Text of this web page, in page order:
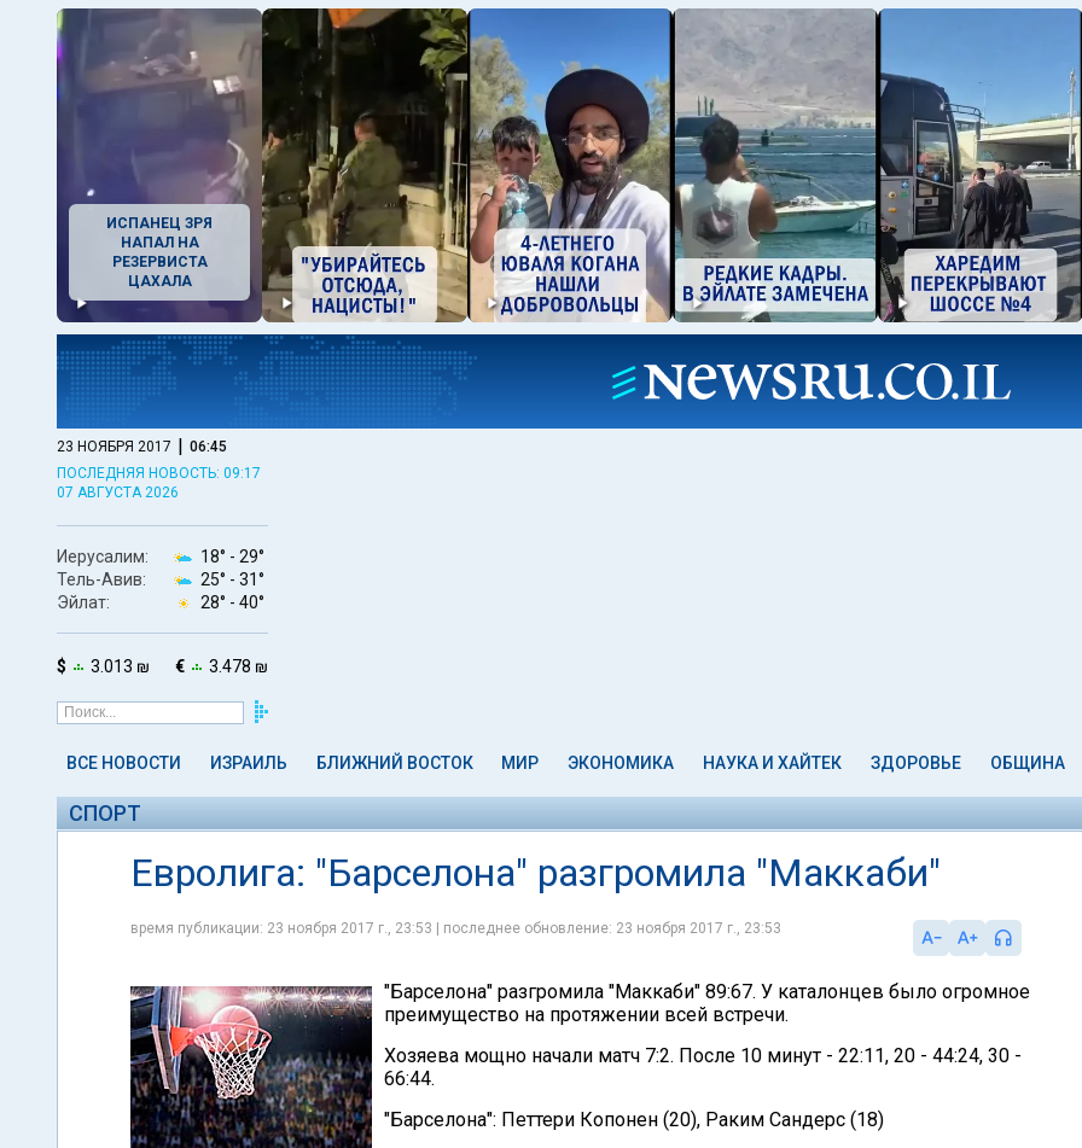
ИСПАНЕЦ ЗРЯ
НАПАЛ НА
РЕЗЕРВИСТА
ЦАХАЛА
23 НОЯБРЯ 2017 | 06:45
ПОСЛЕДНЯЯ НОВОСТЬ: 09:17
07 АВГУСТА 2026
Иерусалим: 18° - 29°
Тель-Авив:
25° - 31°
Эйлат:
28° - 40°
$ 3.013 ₪ € 3.478 ₪
ВСЕ НОВОСТИ ИЗРАИЛЬ БЛИЖНИЙ ВОСТОК МИР ЭКОНОМИКА НАУКА И ХАЙТЕК ЗДОРОВЬЕ ОБЩИНА
СПОРТ
Евролига: "Барселона" разгромила "Маккаби"
время публикации: 23 ноября 2017 г., 23:53 | последнее обновление: 23 ноября 2017 г., 23:53
"Барселона" разгромила "Маккаби" 89:67. У каталонцев было огромное
преимущество на протяжении всей встречи.
Хозяева мощно начали матч 7:2. После 10 минут - 22:11, 20 - 44:24, 30 -
66:44.
"Барселона": Петтери Копонен (20), Раким Сандерс (18)